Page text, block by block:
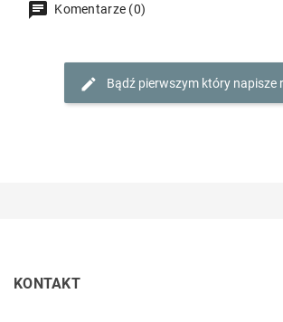
Komentarze (0)
Bądź pierwszym który napisze
KONTAKT